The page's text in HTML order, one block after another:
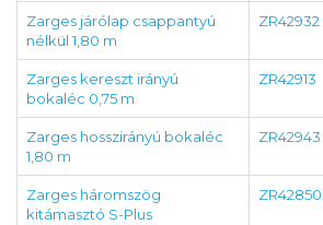
Zarges járólap csappantyú
nélkül 1,80 m
ZR42932
Zarges kereszt irányú
bokaléc 0,75 m
ZR42913
Zarges hosszirányú bokaléc
1,80 m
ZR42943
Zarges háromszög
kitámasztó S-Plus
ZR42850